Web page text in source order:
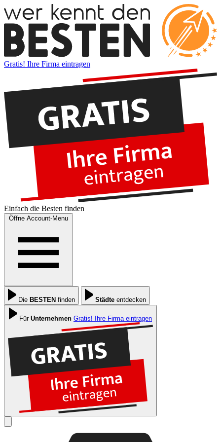
Gratis! Ihre Firma eintragen
Einfach die Besten finden
Öffne Account-Menu
Die BESTEN finden Städte entdecken
Für Unternehmen Gratis! Ihre Firma eintragen